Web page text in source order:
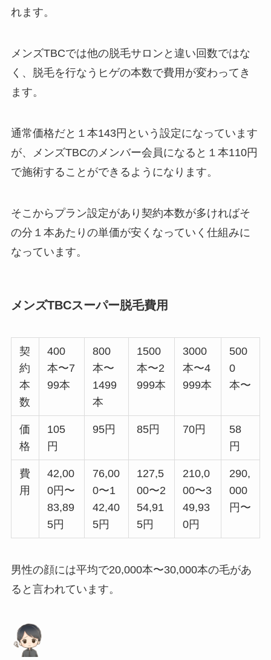
れます。
メンズTBCでは他の脱毛サロンと違い回数ではな
く、脱毛を行なうヒゲの本数で費用が変わってき
ます。
通常価格だと１本143円という設定になっています
が、メンズTBCのメンバー会員になると１本110円
で施術することができるようになります。
そこからプラン設定があり契約本数が多ければそ
の分１本あたりの単価が安くなっていく仕組みに
なっています。
メンズTBCスーパー脱毛費用
契
約
本
数
400
本〜7
99本
800
本〜
1499
本
1500
本〜2
999本
3000
本〜4
999本
500
0
本〜
価
格
105
円
95円 85円 70円
58
円
費
用
42,00
0円〜
83,89
5円
76,00
0〜1
42,40
5円
127,5
00〜2
54,91
5円
210,0
00〜3
49,93
0円
290,
000
円〜
男性の顔には平均で20,000本〜30,000本の毛があ
ると言われています。